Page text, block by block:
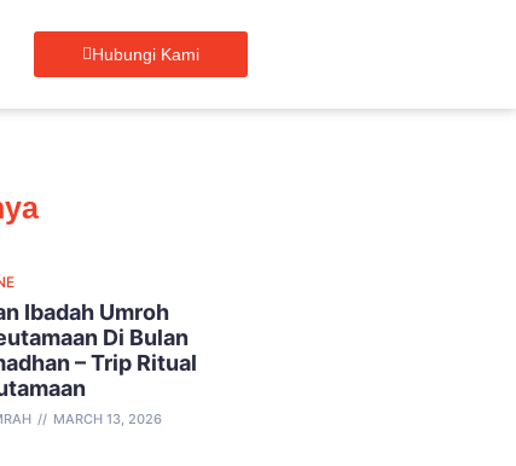
Hubungi Kami
Ibadah Umroh
Di Bulan
– Trip Ritual
MARCH 13, 2026